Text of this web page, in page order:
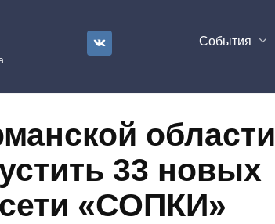
События
области
33 новых
«СОПКИ»